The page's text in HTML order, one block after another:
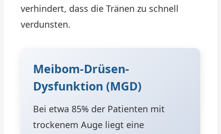
verhindert, dass die Tränen zu schnell
verdunsten.
Meibom-Drüsen-
Dysfunktion (MGD)
Bei etwa 85% der Patienten mit
trockenem Auge liegt eine